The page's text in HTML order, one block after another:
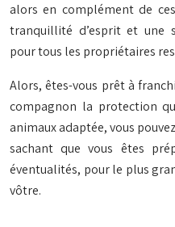
alors en complément de
tranquillité d’esprit et une
pour tous les propriétaires
Alors, êtes-vous prêt à
compagnon la protection
animaux adaptée, vous
sachant que vous êtes
éventualités, pour le plus
vôtre.